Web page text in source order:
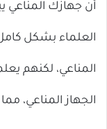
أن جهازك
العلماء بشكل
المناعي، لكنهم
الجهاز المناعي،